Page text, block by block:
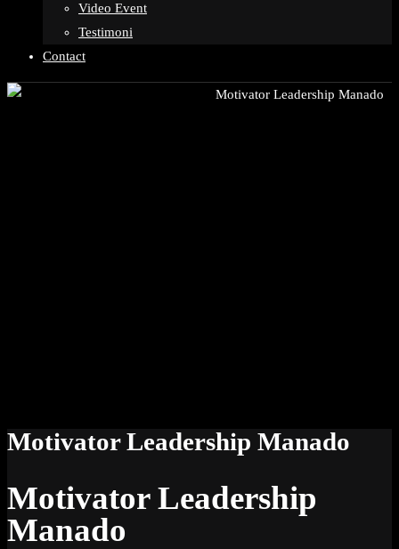
Video Event
Testimoni
Contact
Motivator Leadership Manado
Motivator Leadership
Manado